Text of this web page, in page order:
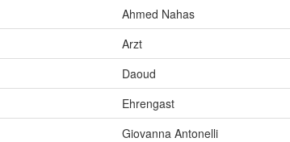
Ahmed Nahas
Arzt
Daoud
Ehrengast
Giovanna Antonelli